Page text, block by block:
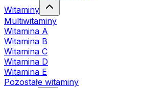
Witaminy
Multiwitaminy
Witamina A
Witamina B
Witamina C
Witamina D
Witamina E
Pozostałe witaminy